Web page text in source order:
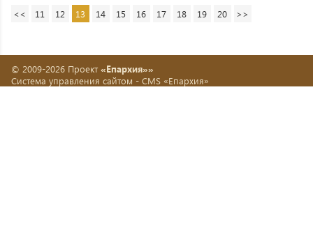
<< 11 12 13 14 15 16 17 18 19 20 >>
© 2009-2026 Проект «Епархия»»
Система управления сайтом - CMS «Епархия»